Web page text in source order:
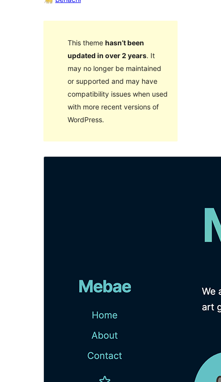
This theme hasn’t been
updated in over 2 years. It
may no longer be maintained
or supported and may have
compatibility issues when used
with more recent versions of
WordPress.